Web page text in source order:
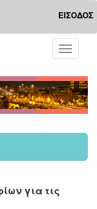
ΕΙΣΟΔΟΣ
Toggle
για τις